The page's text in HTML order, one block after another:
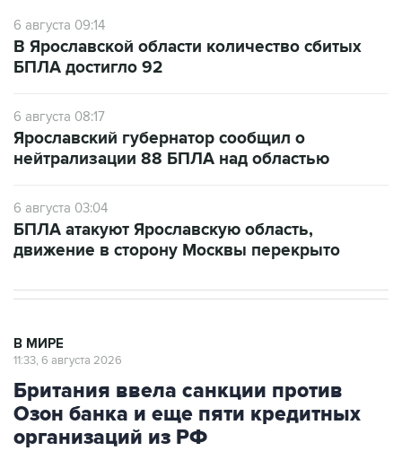
6 августа 09:14
В Ярославской области количество сбитых
БПЛА достигло 92
6 августа 08:17
Ярославский губернатор сообщил о
нейтрализации 88 БПЛА над областью
6 августа 03:04
БПЛА атакуют Ярославскую область,
движение в сторону Москвы перекрыто
В МИРЕ
11:33, 6 августа 2026
Британия ввела санкции против
Озон банка и еще пяти кредитных
организаций из РФ